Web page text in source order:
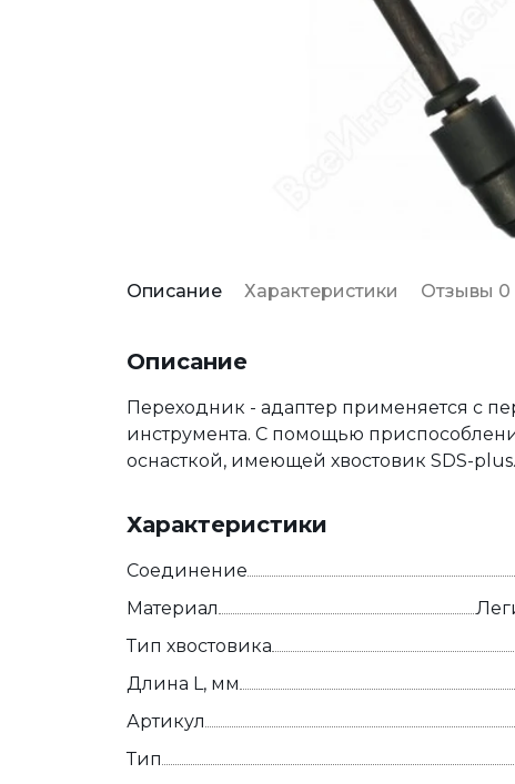
Описание Характеристики Отзывы 0
Описание
Переходник - адаптер применяется с
инструмента. С помощью
оснасткой, имеющей хвостовик SDS-plus.
Характеристики
Соединение
Материал
Тип хвостовика
Длина L, мм
Артикул
Тип